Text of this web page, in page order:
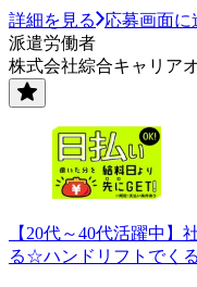
詳細を見る
応募画面に
派遣労働者
株式会社綜合キャリア
【20代～40代活躍中
る☆ハンドリフトでく